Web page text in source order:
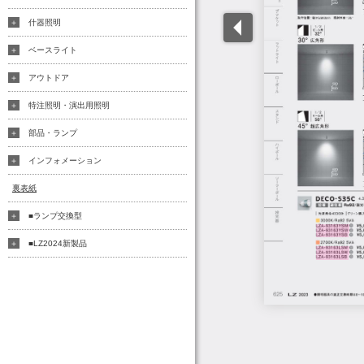
什器照明
ベースライト
アウトドア
特注照明・演出用照明
部品・ランプ
インフォメーション
裏表紙
■ランプ交換型
■LZ2024新製品